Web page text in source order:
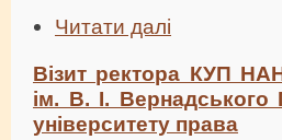
Читати далі
Візит ректора КУП
ім. В. І. Вернадського
університету права